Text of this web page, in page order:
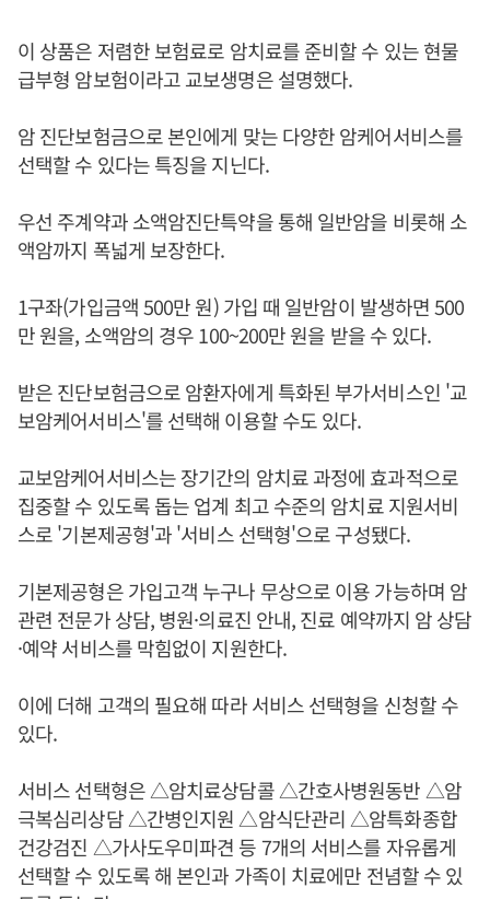
이 상품은 저렴한 보험료로 암치료를 준비할 수 있는 현물
급부형 암보험이라고 교보생명은 설명했다.
암 진단보험금으로 본인에게 맞는 다양한 암케어서비스를
선택할 수 있다는 특징을 지닌다.
우선 주계약과 소액암진단특약을 통해 일반암을 비롯해 소
액암까지 폭넓게 보장한다.
1구좌(가입금액 500만 원) 가입 때 일반암이 발생하면 500
만 원을, 소액암의 경우 100~200만 원을 받을 수 있다.
받은 진단보험금으로 암환자에게 특화된 부가서비스인 '교
보암케어서비스'를 선택해 이용할 수도 있다.
교보암케어서비스는 장기간의 암치료 과정에 효과적으로
집중할 수 있도록 돕는 업계 최고 수준의 암치료 지원서비
스로 '기본제공형'과 '서비스 선택형'으로 구성됐다.
기본제공형은 가입고객 누구나 무상으로 이용 가능하며 암
관련 전문가 상담, 병원·의료진 안내, 진료 예약까지 암 상담
·예약 서비스를 막힘없이 지원한다.
이에 더해 고객의 필요해 따라 서비스 선택형을 신청할 수
있다.
서비스 선택형은 △암치료상담콜 △간호사병원동반 △암
극복심리상담 △간병인지원 △암식단관리 △암특화종합
건강검진 △가사도우미파견 등 7개의 서비스를 자유롭게
선택할 수 있도록 해 본인과 가족이 치료에만 전념할 수 있